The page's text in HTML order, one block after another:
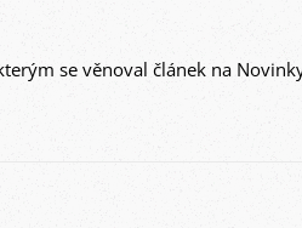
se věnoval článek na